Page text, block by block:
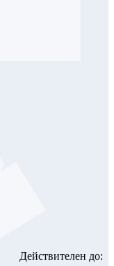
Действителен до: